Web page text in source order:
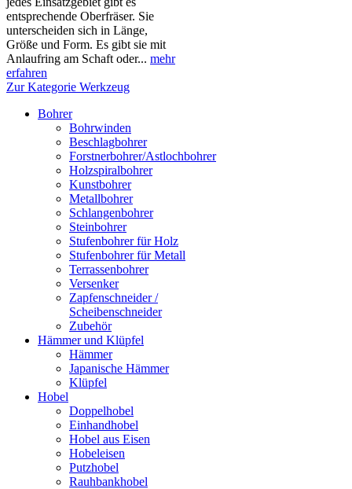
entsprechende Oberfräser. Sie
unterscheiden sich in Länge,
Größe und Form. Es gibt sie mit
Anlaufring am Schaft oder... mehr
erfahren
Zur Kategorie Werkzeug
Bohrer
Bohrwinden
Beschlagbohrer
Forstnerbohrer/Astlochbohrer
Holzspiralbohrer
Kunstbohrer
Metallbohrer
Schlangenbohrer
Steinbohrer
Stufenbohrer für Holz
Stufenbohrer für Metall
Terrassenbohrer
Versenker
Zapfenschneider /
Scheibenschneider
Zubehör
Hämmer und Klüpfel
Hämmer
Japanische Hämmer
Klüpfel
Hobel
Doppelhobel
Einhandhobel
Hobel aus Eisen
Hobeleisen
Putzhobel
Rauhbankhobel